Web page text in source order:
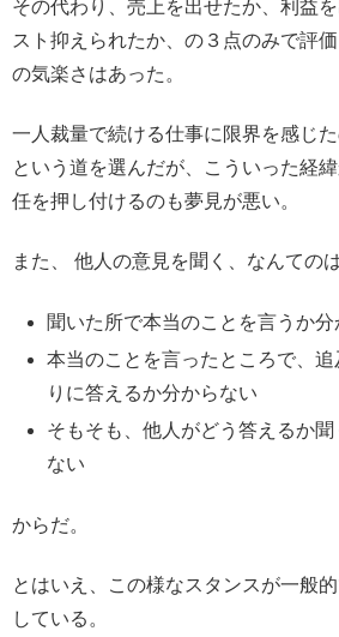
その代わり、売上を出せたか、利益
スト抑えられたか、の３点のみで評
の気楽さはあった。
一人裁量で続ける仕事に限界を感じ
という道を選んだが、こういった経
任を押し付けるのも夢見が悪い。
また、 他人の意見を聞く、なんての
聞いた所で本当のことを言うか分
本当のことを言ったところで、
りに答えるか分からない
そもそも、他人がどう答えるか
ない
からだ。
とはいえ、この様なスタンスが一般
している。